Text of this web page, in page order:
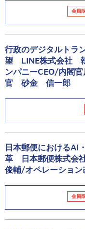
会員
行政のデジタルトラ
望 LINE株式会社
ンパニーCEO/内閣
官 砂金 信一郎
日本郵便におけるAI
革 日本郵便株式会
俊輔/オペレーショ
会員